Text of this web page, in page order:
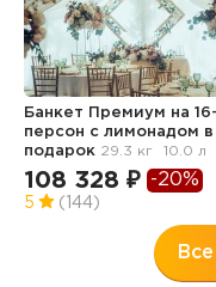
Банкет Премиум на
персон с лимонадом в
подарок 29.3 кг 10.0 л
108 328 ₽ -20%
5 (144)